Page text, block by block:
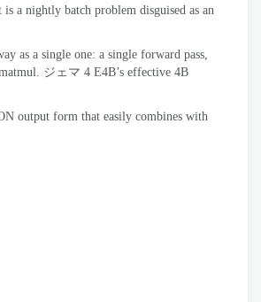
a nightly batch problem disguised as an
as a single one: a single forward pass,
. ジェマ 4 E4B’s effective 4B
output form that easily combines with